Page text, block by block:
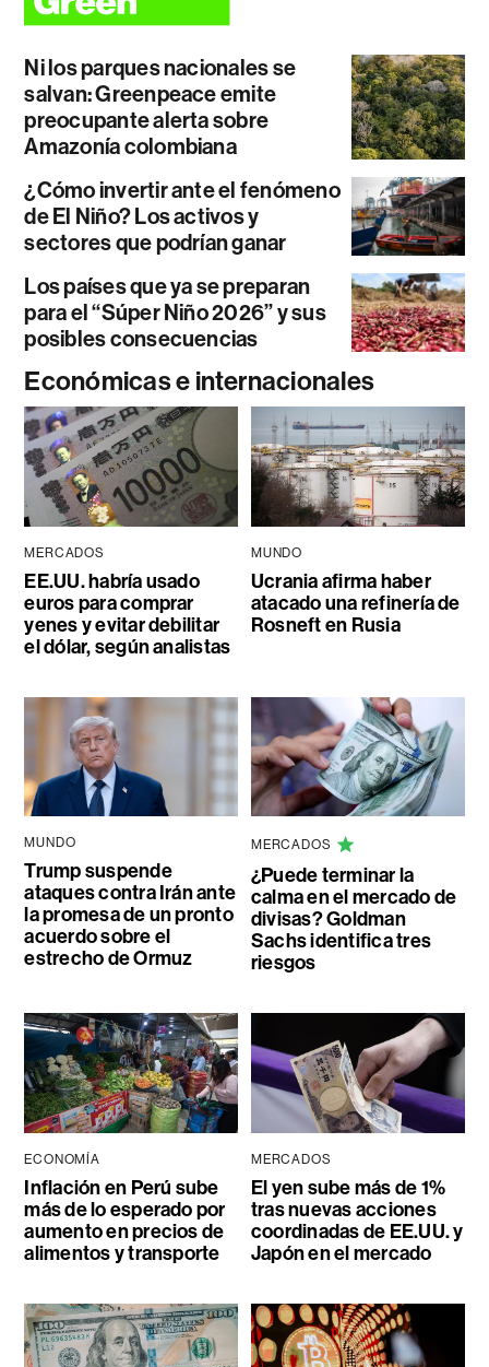
Ni los parques nacionales se
salvan: Greenpeace emite
preocupante alerta sobre
Amazonía colombiana
¿Cómo invertir ante el fenómeno
de El Niño? Los activos y
sectores que podrían ganar
Los países que ya se preparan
para el “Súper Niño 2026” y sus
posibles consecuencias
Económicas e internacionales
MERCADOS
EE.UU. habría usado
euros para comprar
yenes y evitar debilitar
el dólar, según analistas
MUNDO
Ucrania afirma haber
atacado una refinería de
Rosneft en Rusia
MUNDO
Trump suspende
ataques contra Irán ante
la promesa de un pronto
acuerdo sobre el
estrecho de Ormuz
MERCADOS
¿Puede terminar la
calma en el mercado de
divisas? Goldman
Sachs identifica tres
riesgos
ECONOMÍA
Inflación en Perú sube
más de lo esperado por
aumento en precios de
alimentos y transporte
MERCADOS
El yen sube más de 1%
tras nuevas acciones
coordinadas de EE.UU. y
Japón en el mercado